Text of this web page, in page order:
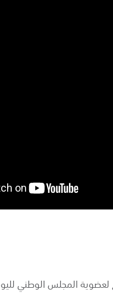
للإمارة الراغبين في الترشح لعضوية